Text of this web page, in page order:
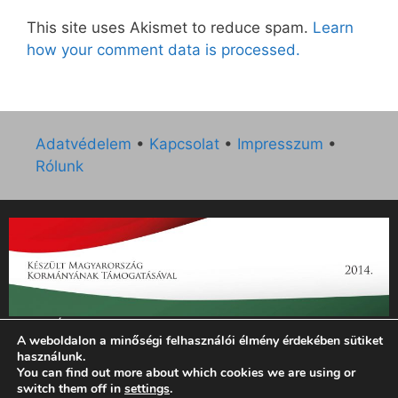
This site uses Akismet to reduce spam. Learn
how your comment data is processed.
Adatvédelem • Kapcsolat • Impresszum •
Rólunk
„Az Új Ember katolikus hetilap 2014. évi működésének
támogatását az EGYH-KCP-14-P-0121 sz. támogatási
szerződés keretében 3 000 000 Ft összegben támogatta az
Emberi Erőforrások Minisztériuma.”
A weboldalon a minőségi felhasználói élmény érdekében sütiket
használunk.
You can find out more about which cookies we are using or
switch them off in settings.